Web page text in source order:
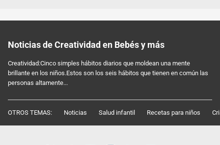
Noticias de Creatividad en Bebés y más
Creatividad:Cinco simples hábitos diarios que moldean una mente
brillante en los niños.Estos son los seis hábitos que tienen en común las
personas altamente...
OTROS TEMAS: Noticias Salud infantil Recetas para niños